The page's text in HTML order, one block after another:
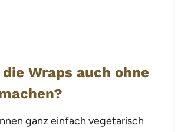
Wraps auch ohne
ganz einfach vegetarisch